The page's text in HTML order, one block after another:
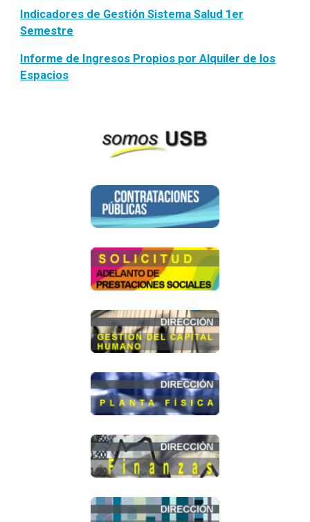
Indicadores de Gestión Sistema Salud 1er
Semestre
Informe de Ingresos Propios por Alquiler de los
Espacios